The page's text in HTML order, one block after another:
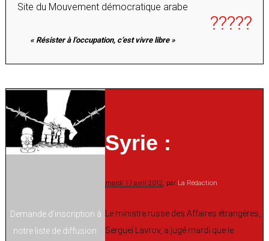
Site du Mouvement démocratique arabe
« Résister à l’occupation, c’est vivre libre »
?????
Demande d’inscription à
notre liste de diffusion
Syrie :
mardi 17 avril 2012, par La Rédaction
Le ministre russe des Affaires étrangères,
Sergueï Lavrov, a jugé mardi que le